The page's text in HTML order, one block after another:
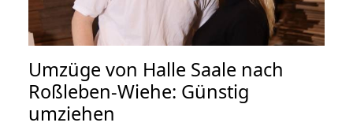
Umzüge von Halle Saale nach
Roßleben-Wiehe: Günstig
umziehen